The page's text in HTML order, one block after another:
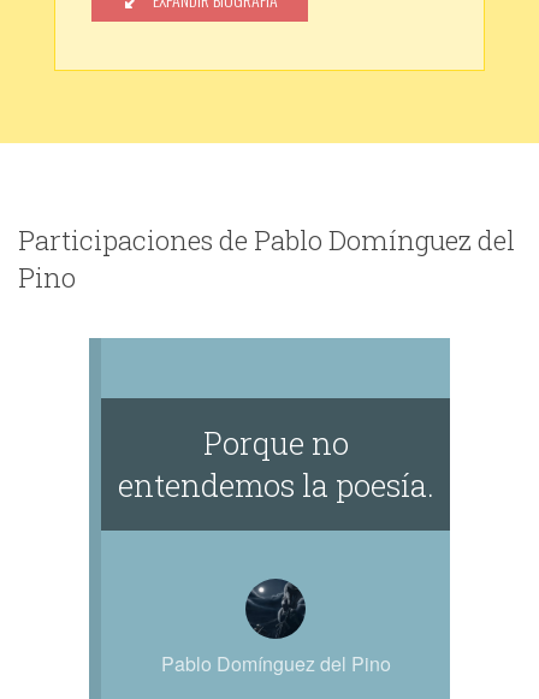
hacia la luz el mañana, perdiendo el
Participaciones de Pablo Domínguez del
Pino
Porque no
entendemos la poesía.
Pablo Domínguez del Pino